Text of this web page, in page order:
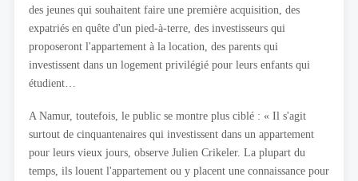
des jeunes qui souhaitent faire une première acquisition, des
expatriés en quête d'un pied-à-terre, des investisseurs qui
proposeront l'appartement à la location, des parents qui
investissent dans un logement privilégié pour leurs enfants qui
étudient…
A Namur, toutefois, le public se montre plus ciblé : « Il s'agit
surtout de cinquantenaires qui investissent dans un appartement
pour leurs vieux jours, observe Julien Crikeler. La plupart du
temps, ils louent l'appartement ou y placent une connaissance pour